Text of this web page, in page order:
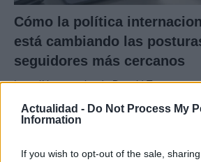
Actualidad - Do Not Process My
Information
If you wish to opt-out of the sale,
Cómo la política
está cambiando las
seguidores más cercanos
La política exterior de Donald Trump,